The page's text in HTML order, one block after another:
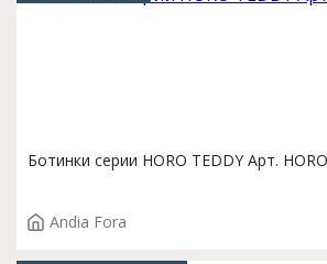
Ботинки серии HORO TEDDY Арт.
Andia Fora